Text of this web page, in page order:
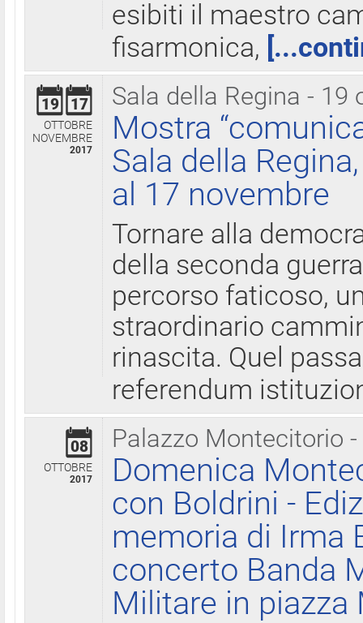
esibiti il maestro
fisarmonica,
Sala della Regina - 19
19 17
OTTOBRE
NOVEMBRE
2017
Mostra
Sala della
al 17 novembre
Tornare alla
della seconda
percorso faticoso,
straordinario
rinascita. Quel
referendum
Palazzo Montecitorio
08
OTTOBRE
2017
Domenica
con Boldrini -
memoria di Irma
concerto Banda
Militare in